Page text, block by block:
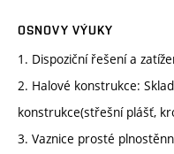
OSNOVY VÝUKY
1. Dispoziční řešení a
2. Halové konstrukce:
konstrukce(střešní plášť,
3. Vaznice prosté